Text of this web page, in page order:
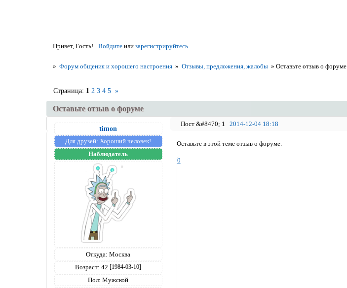
Привет, Гость! Войдитеили зарегистрируйтесь.
» Форум общения и хорошего настроения » Отзывы, предложения, жалобы »Оставьте отзыв о форуме
Оставьте отзыв о форуме
Страница: 1 2 3 4 5 »
1 2014-12-04 18:18
timon
Для друзей: Хороший человек!
Наблюдатель
Откуда: Москва
Возраст: 42 [1984-03-10]
Пол: Мужской
Оставьте в этой теме отзыв о форуме.
0